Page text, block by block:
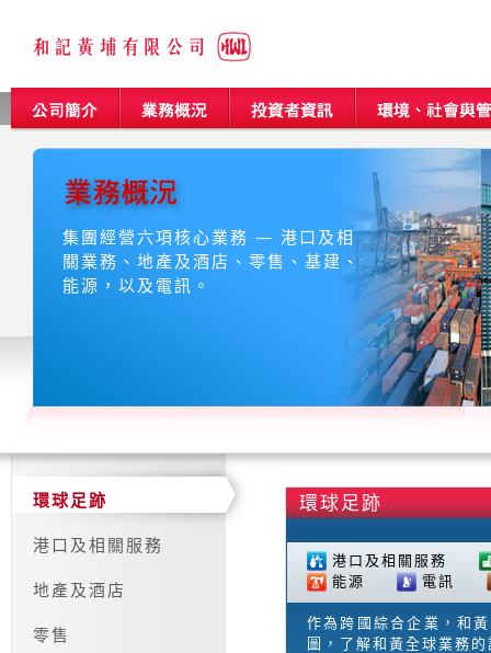
集團經營六項核心業務 — 港口及相
關業務、地產及酒店、零售、基建、
能源，以及電訊。
環球足跡
港口及相關服務
地產及酒店
零售
環球足跡
港口及相關服務
能源
電訊
作為跨國綜合企業，和
圖，了解和黃全球業務